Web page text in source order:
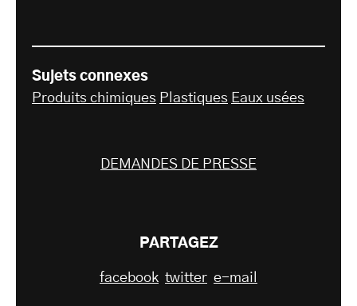
Sujets connexes
Produits chimiques Plastiques Eaux usées
DEMANDES DE PRESSE
PARTAGEZ
facebook twitter e-mail